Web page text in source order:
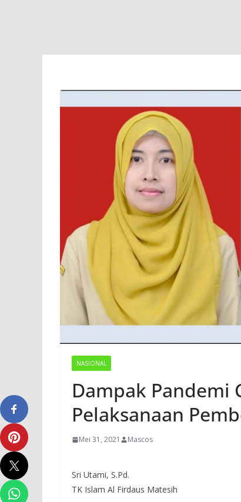
NASIONAL
Dampak Pandemi
Pelaksanaan
Mei 31, 2021 Mascos
Sri Utami, S.Pd.
TK Islam Al Firdaus Matesih